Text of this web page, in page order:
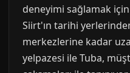
deneyimi sağlamak
Siirt'ın tarihi
merkezlerine kadar
yelpazesi ile Tuba,